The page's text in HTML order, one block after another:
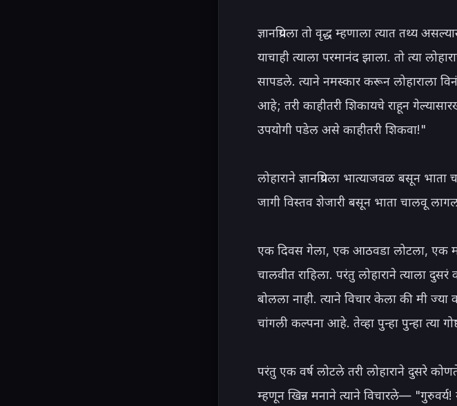
ज्ञानप्रियला तो वृद्ध म्हणाला त्यात तथ्य
याचाही त्याला परमानंद झाला. तो त्या
सापडले. त्याने नमस्कार करून लोहाराला
आहे; तरी काहीतरी शिकायचे राहून
उपयोगी पडेल असे काहीतरी शिकवा!"
लोहाराने ज्ञानप्रियला भात्याजवळ बसून भाता
जागी विस्तव शेजारी बसून भाता चालवू
एक दिवस गेला, एक आठवडा लोटला, एक
चालवीत राहिला. परंतु लोहाराने त्याला दुसरं
बोलला नाही. त्याने विचार केला की मी
चांगली कल्पना आहे. तेव्हा पुन्हा पुन्हा त्या
परंतु एक वर्ष लोटले तरी लोहाराने दुसरे
म्हणून खिन्न मनाने त्याने विचारले— "गुरुवर्य!